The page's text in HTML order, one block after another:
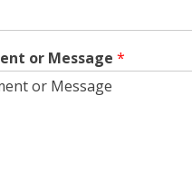
or Message *